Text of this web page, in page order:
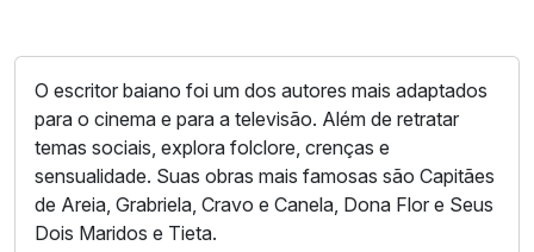
O escritor baiano foi um dos autores mais adaptados
para o cinema e para a televisão. Além de retratar
temas sociais, explora folclore, crenças e
sensualidade. Suas obras mais famosas são Capitães
de Areia, Grabriela, Cravo e Canela, Dona Flor e Seus
Dois Maridos e Tieta.